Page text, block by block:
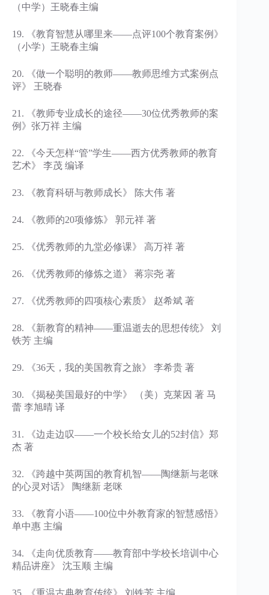
（中学）王晓春主编
19. 《教育智慧从哪里来——点评100个教育案例》
（小学）王晓春主编
20. 《做一个聪明的教师——教师思维方式案例点
评》 王晓春
21. 《教师专业成长的途径——30位优秀教师的案
例》张万祥 主编
22. 《今天怎样“管”学生——西方优秀教师的教育
艺术》 李茂 编译
23. 《教育科研与教师成长》 陈大伟 著
24. 《教师的20项修炼》 郭元祥 著
25. 《优秀教师的九堂必修课》 高万祥 著
26. 《优秀教师的修炼之道》 蒋宗尧 著
27. 《优秀教师的四项核心素质》 赵希斌 著
28. 《新教育的精神——重温逝去的思想传统》 刘
铁芳 主编
29. 《36天，我的美国教育之旅》 李希贵 著
30. 《揭秘美国最好的中学》 （美）克莱因 著 马
蕾 李旭晴 译
31. 《边走边叹——一个校长给女儿的52封信》郑
杰 著
32. 《跨越中英两国的教育机智——陶继新与老咪
的心灵对话》 陶继新 老咪
33. 《教育小语——100位中外教育家的智慧感悟》
单中惠 主编
34. 《走向优质教育——教育部中学校长培训中心
精品讲座》 沈玉顺 主编
35. 《重温古典教育传统》 刘铁芳 主编